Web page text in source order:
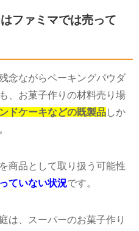
ファミマでは売って
念ながらベーキングパウダ
、お菓子作りの材料売り場
ドケーキなどの既製品しか
商品として取り扱う可能性
ていない状況です。
は、スーパーのお菓子作り